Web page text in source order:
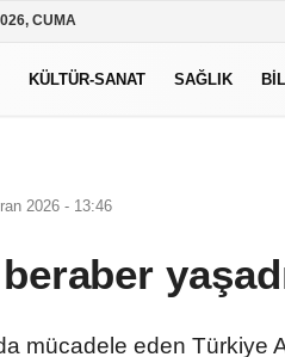
CUMA
KÜLTÜR-SANAT SAĞLIK
2026 - 13:46
mücadele eden Türkiye A